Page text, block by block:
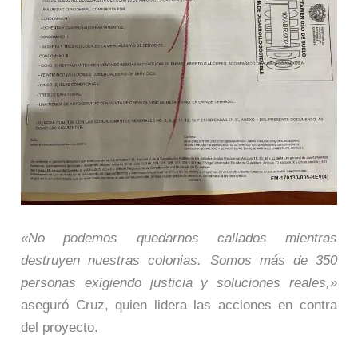
«No podemos quedarnos callados mientras
destruyen nuestras colonias. Somos más de 350
personas exigiendo justicia y soluciones reales,»
aseguró Cruz, quien lidera las acciones en contra
del proyecto.